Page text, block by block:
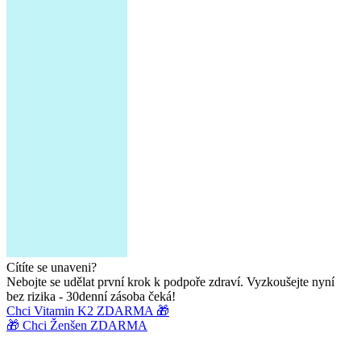
Cítíte se unaveni?
Nebojte se udělat první krok k podpoře zdraví. Vyzkoušejte nyní
bez rizika - 30denní zásoba čeká!
Chci Vitamin K2 ZDARMA 🎁
🎁 Chci Ženšen ZDARMA